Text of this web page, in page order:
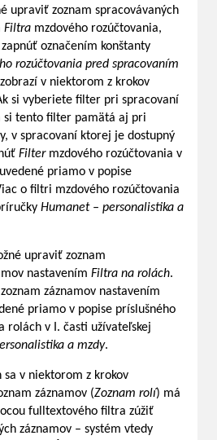
upraviť zoznam spracovávaných
Filtra mzdového rozúčtovania,
označením konštanty
rozúčtovania pred spracovaním
v niektorom z krokov
si vyberiete filter pri spracovaní
si tento filter pamätá aj pri
v spracovaní ktorej je dostupný
Filter mzdového rozúčtovania v
priamo v popise
o filtri mzdového rozúčtovania
Humanet – personalistika a
upraviť zoznam
nastavením Filtra na rolách.
záznamov nastavením
priamo v popise príslušného
rolách v I. časti užívateľskej
a mzdy.
sa v niektorom z krokov
záznamov (Zoznam rolí) má
fulltextového filtra zúžiť
záznamov – systém vtedy